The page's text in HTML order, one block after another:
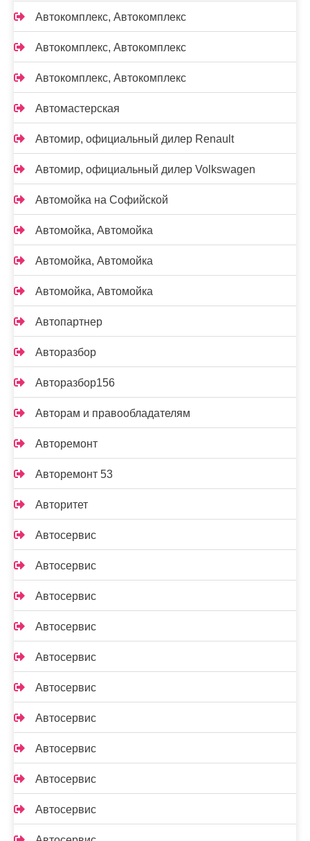
Автокомплекс, Автокомплекс
Автокомплекс, Автокомплекс
Автокомплекс, Автокомплекс
Автомастерская
Автомир, официальный дилер Renault
Автомир, официальный дилер Volkswagen
Автомойка на Софийской
Автомойка, Автомойка
Автомойка, Автомойка
Автомойка, Автомойка
Автопартнер
Авторазбор
Авторазбор156
Авторам и правообладателям
Авторемонт
Авторемонт 53
Авторитет
Автосервис
Автосервис
Автосервис
Автосервис
Автосервис
Автосервис
Автосервис
Автосервис
Автосервис
Автосервис